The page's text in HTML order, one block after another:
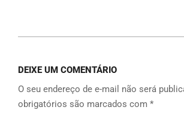
DEIXE UM COMENTÁRIO
O seu endereço de e-mail não será
obrigatórios são marcados com *